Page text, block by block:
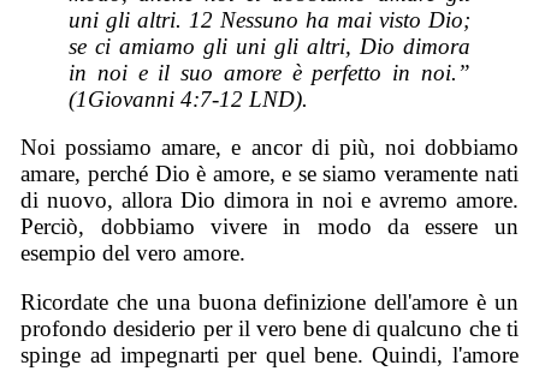
uni gli altri. 12 Nessuno ha mai visto Dio;
se ci amiamo gli uni gli altri, Dio dimora
in noi e il suo amore è perfetto in noi.”
(1Giovanni 4:7-12 LND).
Noi possiamo amare, e ancor di più, noi dobbiamo
amare, perché Dio è amore, e se siamo veramente nati
di nuovo, allora Dio dimora in noi e avremo amore.
Perciò, dobbiamo vivere in modo da essere un
esempio del vero amore.
Ricordate che una buona definizione dell'amore è un
profondo desiderio per il vero bene di qualcuno che ti
spinge ad impegnarti per quel bene. Quindi, l'amore